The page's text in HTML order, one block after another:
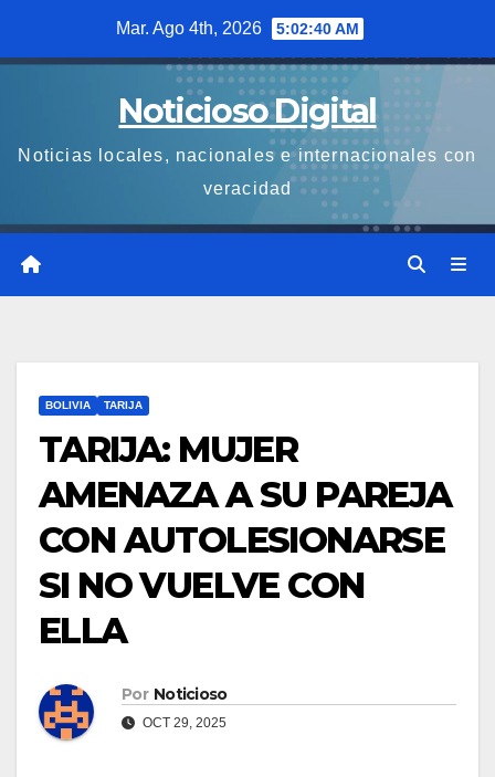
Mar. Ago 4th, 2026 5:02:41 AM
Noticioso Digital
Noticias locales, nacionales e internacionales con
veracidad
BOLIVIA TARIJA
TARIJA: MUJER
AMENAZA A SU PAREJA
CON AUTOLESIONARSE
SI NO VUELVE CON
ELLA
Por Noticioso
OCT 29, 2025